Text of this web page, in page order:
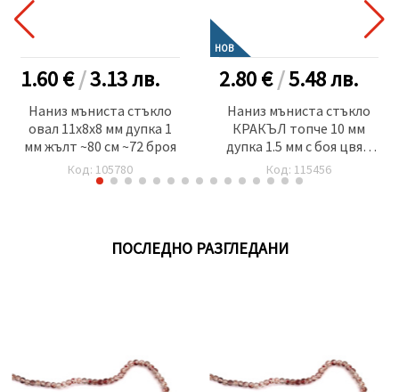
1.60 €/3.13лв.
Наниз мъниста стъкло
овал 11x8x8 мм дупка 1
мм жълт ~80 см ~72 броя
Код: 105780
НОВ
2.80 €/5.48лв.
Наниз мъниста стъкло
КРАКЪЛ топче 10 мм
дупка 1.5 мм с боя цвят
син ~85 броя
Код: 115456
ПОСЛЕДНО РАЗГЛЕДАНИ